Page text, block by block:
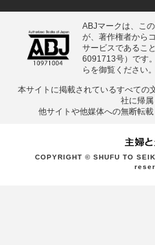
ABJマークは、こ
が、著作権者から
サービスであるこ
6091713号）です
らを御覧ください。
本サイトに掲載されているすべての
社に帰属
他サイトや他媒体への無断転
COPYRIGHT © SHUFU TO